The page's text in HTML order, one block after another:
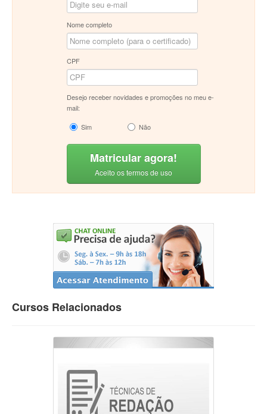
Nome completo
CPF
Desejo receber novidades e promoções no meu e-
mail:
Sim
Não
Matricular agora!
Aceito os termos de uso
Cursos Relacionados